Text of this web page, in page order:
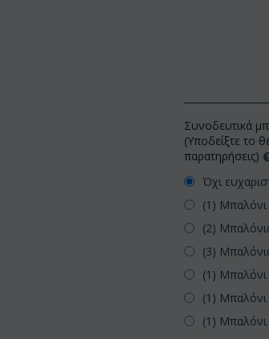
Συνοδευτικά
(Υποδείξτε το
παρατηρήσεις)
Όχι
(1) Μπαλόνι
(2)
(3)
(1) Μπαλόνι
(1) Μπαλόνι
(1)